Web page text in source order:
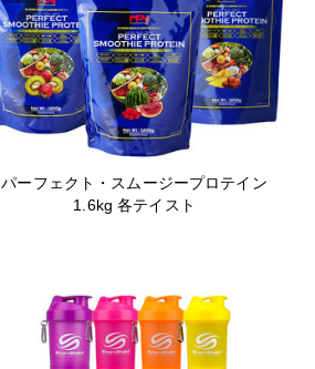
パーフェクト・スムージープロテイン
1.6kg 各テイスト